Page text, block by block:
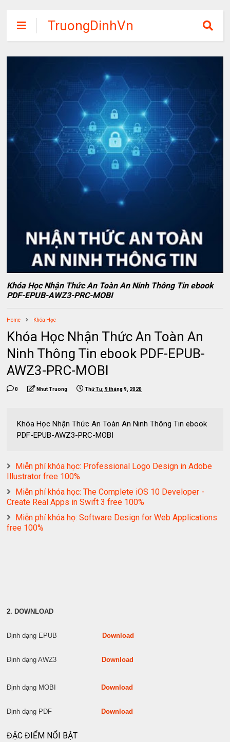
TruongDinhVn
Chia sẽ ebook,
các khóa học,
phần mềm học
tập miễn phí
Khóa Học Nhận Thức An Toàn An Ninh Thông Tin ebook
PDF-EPUB-AWZ3-PRC-MOBI
Home Khóa Học
Khóa Học Nhận Thức An Toàn An
Ninh Thông Tin ebook PDF-EPUB-
AWZ3-PRC-MOBI
0 Nhut Truong Thứ Tư, 9 tháng 9, 2020
Khóa Học Nhận Thức An Toàn An Ninh Thông Tin ebook
PDF-EPUB-AWZ3-PRC-MOBI
Miễn phí khóa học: Professional Logo Design in Adobe
Illustrator free 100%
Miễn phí khóa học: The Complete iOS 10 Developer -
Create Real Apps in Swift 3 free 100%
Miễn phí khóa họ: Software Design for Web Applications
free 100%
2. DOWNLOAD
Định dạng EPUB Download
Định dạng AWZ3 Download
Định dạng MOBI Download
Định dạng PDF Download
ĐẶC ĐIỂM NỔI BẬT